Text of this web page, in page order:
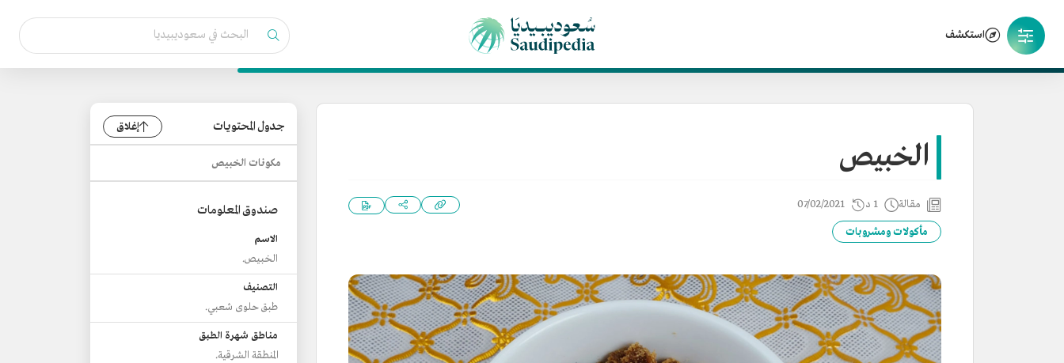
استكشف
الخبيص
مقالة 1 د 07/02/2021
مأكولات ومشروبات
جدول المحتويات إغلاق
مكونات الخبيص
صندوق المعلومات
الاسم
الخبيص.
التصنيف
طبق حلوى شعبي.
مناطق شهرة الطبق
المنطقة الشرقية.